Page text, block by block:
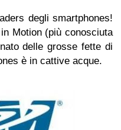
degli smartphones!
Motion (più conosciuta
delle grosse fette di
è in cattive acque.